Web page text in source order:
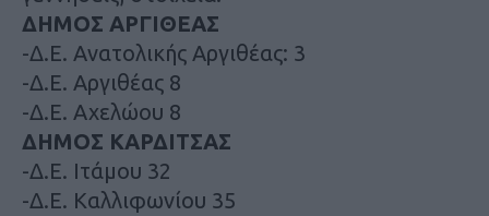
ΔΗΜΟΣ ΑΡΓΙΘΕΑΣ
-Δ.Ε. Ανατολικής Αργιθέας: 3
-Δ.Ε. Αργιθέας 8
-Δ.Ε. Αχελώου 8
ΔΗΜΟΣ ΚΑΡΔΙΤΣΑΣ
-Δ.Ε. Ιτάμου 32
-Δ.Ε. Καλλιφωνίου 35